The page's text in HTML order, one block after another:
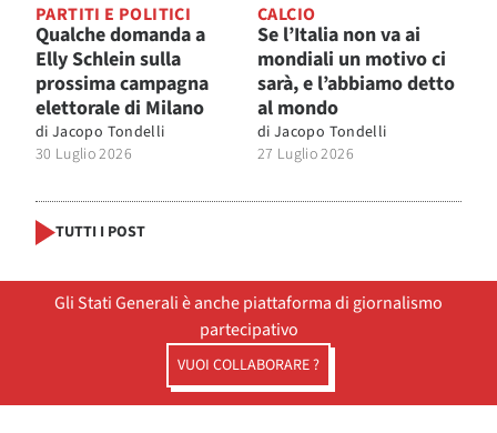
PARTITI E POLITICI
Qualche domanda a
Elly Schlein sulla
prossima campagna
elettorale di Milano
di Jacopo Tondelli
30 Luglio 2026
CALCIO
Se l’Italia non va ai
mondiali un motivo ci
sarà, e l’abbiamo detto
al mondo
di Jacopo Tondelli
27 Luglio 2026
TUTTI I POST
Gli Stati Generali è anche piattaforma di giornalismo
partecipativo
VUOI COLLABORARE ?